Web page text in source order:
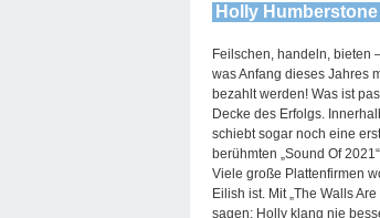
Holly
Feilschen, handeln, bieten
was Anfang dieses Jahres
bezahlt werden! Was ist
Decke des Erfolgs.
schiebt sogar noch eine
berühmten „Sound Of
Viele große Plattenfirmen
Eilish ist. Mit „The Walls
sagen: Holly klang nie